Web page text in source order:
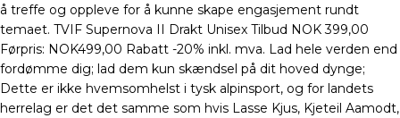
å treffe og oppleve for å kunne skape engasjement rundt
temaet. TVIF Supernova II Drakt Unisex Tilbud NOK 399,00
Førpris: NOK499,00 Rabatt -20% inkl. mva. Lad hele verden end
fordømme dig; lad dem kun skændsel på dit hoved dynge;
Dette er ikke hvemsomhelst i tysk alpinsport, og for landets
herrelag er det det samme som hvis Lasse Kjus, Kjeteil Aamodt,